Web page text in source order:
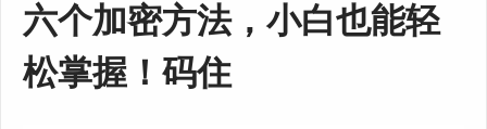
六个加密方法，小白也能轻
松掌握！码住